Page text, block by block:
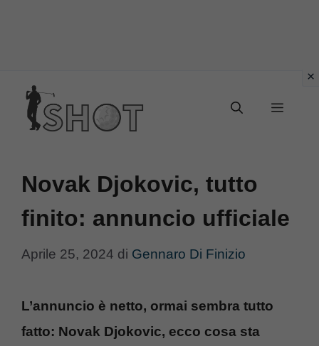
contenuto
Menu
Novak Djokovic, tutto
finito: annuncio ufficiale
Aprile 25, 2024 di Gennaro Di Finizio
L’annuncio è netto, ormai sembra tutto
fatto: Novak Djokovic, ecco cosa sta